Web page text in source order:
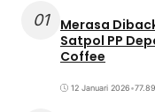
01
Merasa
Satpol PP
Coffee
12 Januari 2026•